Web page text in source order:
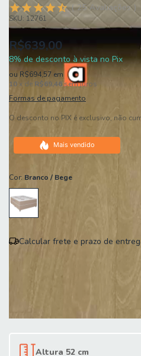
25 Avaliações
SKU: 12761
R$639,00
8% de desconto à vista no Pix
ou R$694,57 em
10 x de R$69,46sem juros
Formas de pagamento
O desconto no PIX é exclusivo, não
Mais vendido
Cor: Branco / Bege
Calcular frete e prazo de
Altura 52 cm